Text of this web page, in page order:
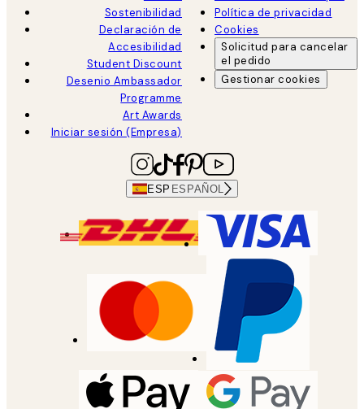
Sostenibilidad
Declaración de
Accesibilidad
Student Discount
Desenio Ambassador
Programme
Art Awards
Iniciar sesión (Empresa)
Política de privacidad
Cookies
Solicitud para cancelar
el pedido
Gestionar cookies
ESP ESPAÑOL